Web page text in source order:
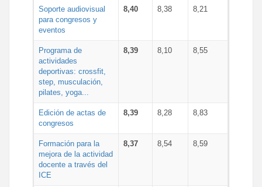
Soporte audiovisual
para congresos y
eventos
8,40 8,38 8,21
Programa de
actividades
deportivas: crossfit,
step, musculación,
pilates, yoga...
8,39 8,10 8,55
Edición de actas de
congresos
8,39 8,28 8,83
Formación para la
mejora de la actividad
docente a través del
ICE
8,37 8,54 8,59